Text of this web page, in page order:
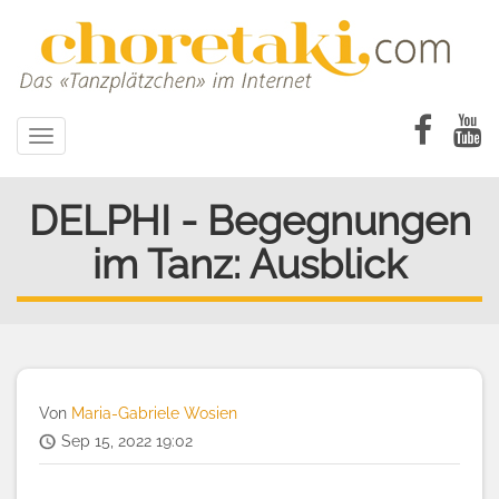
Toggle
navigation
DELPHI - Begegnungen
im Tanz: Ausblick
Von Maria-Gabriele Wosien
Sep 15, 2022 19:02